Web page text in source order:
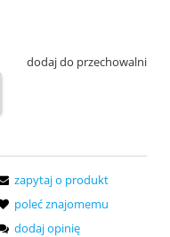
dodaj do przechowalni
zapytaj o produkt
poleć znajomemu
dodaj opinię